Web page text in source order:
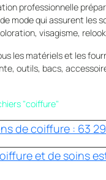
professionnelle
mode qui assurent les
visagisme,
les matériels et les
outils, bacs,
"coiffure"
de coiffure : 63
et de soins